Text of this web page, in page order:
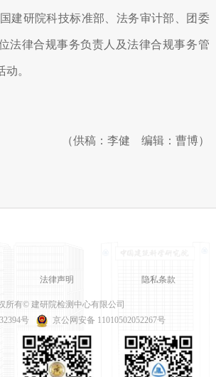
建研院科技标准部、法务审计部、团委
法律合规事务负责人及法律合规事务管
。
（供稿：李健 编辑：曹博）
法律声明 隐私条款
所有© 建研院检测中心有限公司
号
京公网安备 11010502052267号